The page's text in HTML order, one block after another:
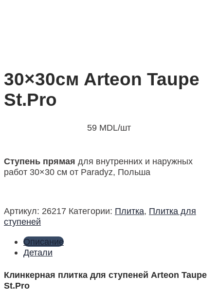
30×30см Arteon Taupe
St.Pro
59 MDL/шт
Ступень прямая для внутренних и наружных
работ 30×30 см от Paradyz, Польша
Артикул: 26217 Категории: Плитка, Плитка для
ступеней
Описание
Детали
Клинкерная плитка для ступеней Arteon Taupe
St.Pro